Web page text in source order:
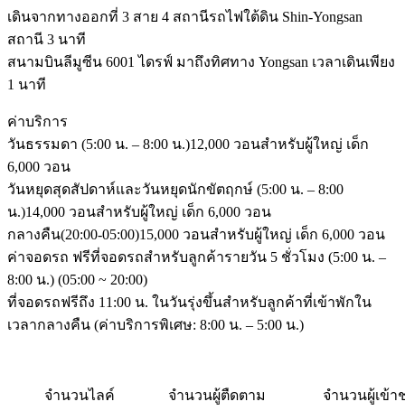
เดินจากทางออกที่ 3 สาย 4 สถานีรถไฟใต้ดิน Shin-Yongsan
สถานี 3 นาที
สนามบินลีมูซีน 6001 ไดรฟ์ มาถึงทิศทาง Yongsan เวลาเดินเพียง
1 นาที
ค่าบริการ
วันธรรมดา (5:00 น. – 8:00 น.)12,000 วอนสำหรับผู้ใหญ่ เด็ก
6,000 วอน
วันหยุดสุดสัปดาห์และวันหยุดนักขัตฤกษ์ (5:00 น. – 8:00
น.)14,000 วอนสำหรับผู้ใหญ่ เด็ก 6,000 วอน
กลางคืน(20:00-05:00)15,000 วอนสำหรับผู้ใหญ่ เด็ก 6,000 วอน
ค่าจอดรถ ฟรีที่จอดรถสำหรับลูกค้ารายวัน 5 ชั่วโมง (5:00 น. –
8:00 น.) (05:00 ~ 20:00)
ที่จอดรถฟรีถึง 11:00 น. ในวันรุ่งขึ้นสำหรับลูกค้าที่เข้าพักใน
เวลากลางคืน (ค่าบริการพิเศษ: 8:00 น. – 5:00 น.)
จำนวนไลค์ จำนวนผู้ตืดตาม
จำนวนผู้เข้า